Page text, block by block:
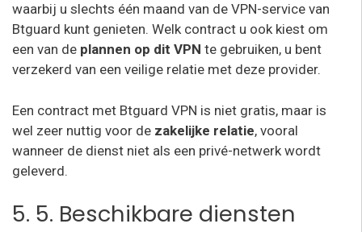
waarbij u slechts één maand van de VPN-service van
Btguard kunt genieten. Welk contract u ook kiest om
een van de plannen op dit VPN te gebruiken, u bent
verzekerd van een veilige relatie met deze provider.
Een contract met Btguard VPN is niet gratis, maar is
wel zeer nuttig voor de zakelijke relatie, vooral
wanneer de dienst niet als een privé-netwerk wordt
geleverd.
5. 5. Beschikbare diensten